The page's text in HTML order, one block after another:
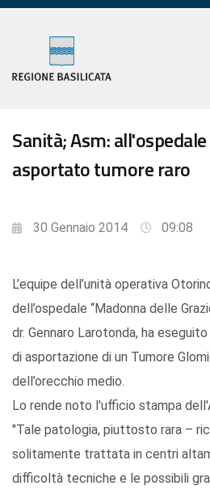
Sanità; Asm:
asportato tumore raro
30 Gennaio 2014 09:08
L’equipe dell’unità operativa
dell’ospedale “Madonna delle
dr. Gennaro Larotonda, ha
di asportazione di un Tumore
dell’orecchio medio.
Lo rende noto l'ufficio stampa
"Tale patologia, piuttosto rara –
solitamente trattata in centri
difficoltà tecniche e le possibili